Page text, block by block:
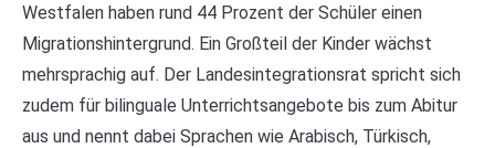
Westfalen haben rund 44 Prozent der Schüler einen
Migrationshintergrund. Ein Großteil der Kinder wächst
mehrsprachig auf. Der Landesintegrationsrat spricht sich
zudem für bilinguale Unterrichtsangebote bis zum Abitur
aus und nennt dabei Sprachen wie Arabisch, Türkisch,